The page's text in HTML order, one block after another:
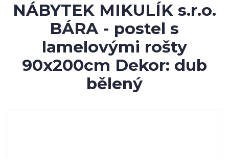
NÁBYTEK MIKULÍK s.r.o.
BÁRA - postel s
lamelovými rošty
90x200cm Dekor: dub
bělený